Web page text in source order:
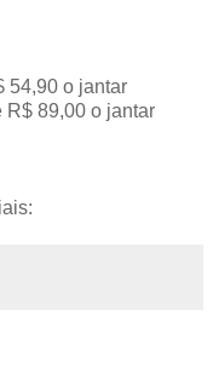
54,90 o jantar
R$ 89,00 o jantar